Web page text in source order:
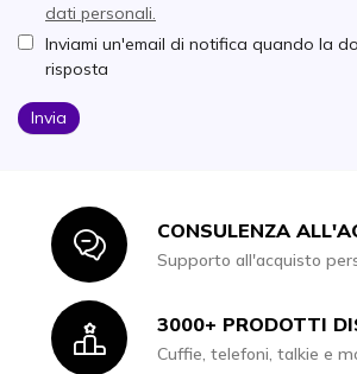
dati personali.
Inviami un'email di notifica quando la
risposta
Invia
IconCONSULENZA
Supporto all'acquisto
Icon3000+ PRODOTTI
Cuffie, telefoni, talkie e